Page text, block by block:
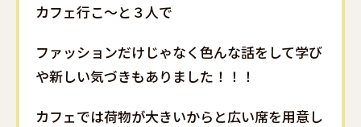
カフェ行こ～と３人で
ファッションだけじゃなく色んな話をして学び
や新しい気づきもありました！！！
カフェでは荷物が大きいからと広い席を用意し